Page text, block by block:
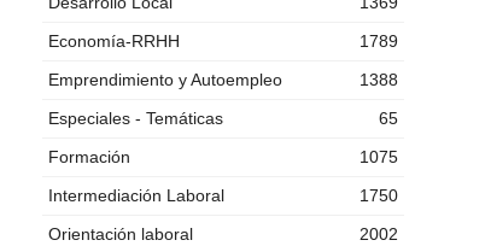
Economía-RRHH
1789
Emprendimiento y Autoempleo
1388
Especiales - Temáticas
65
Formación
1075
Intermediación Laboral
1750
Orientación laboral
2002